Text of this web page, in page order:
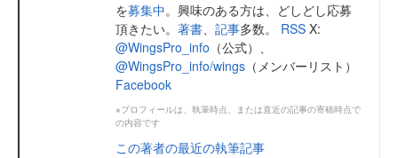
を募集中。興味のある方は、どしどし応募
頂きたい。 著書、 記事多数。 RSS X:
@WingsPro_info （公式）、
@WingsPro_info/wings （メンバーリスト）
Facebook
※プロフィールは、執筆時点、または直近の記事の寄稿時点で
の内容です
この著者の最近の執筆記事